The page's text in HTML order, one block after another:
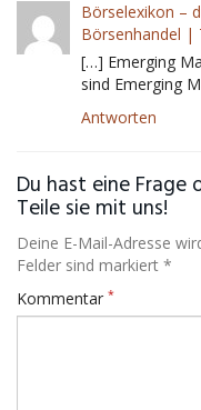
Börselexikon –
Börsenhandel |
[…] Emerging
sind Emerging
Antworten
Du hast eine Frage
Teile sie mit uns!
Deine E-Mail-Adresse
Felder sind markiert *
Kommentar *